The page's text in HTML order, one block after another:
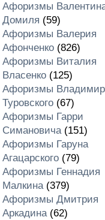
Афоризмы
Домиля (59)
Афоризмы Валерия
Афонченко(826)
Афоризмы Виталия
Власенко(125)
Афоризмы
Туровского(67)
Афоризмы Гарри
Симановича(151)
Афоризмы Гаруна
Агацарского(79)
Афоризмы Геннадия
Малкина(379)
Афоризмы Дмитрия
Аркадина(62)